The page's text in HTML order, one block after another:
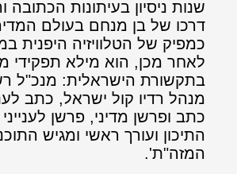
שנות ניסיון בעיתונות הכתובה
דרכו של בן מנחם בעולם
כמפיק של הטלוויזיה היפנית
לאחר מכן, הוא מילא תפקידי
בתקשורת הישראלית: מנכ"ל
מנהל רדיו קול ישראל, כתב
כתב ופרשן מדיני, פרשן
התיכון ועורך ראשי ומגיש
המזה"ת'.